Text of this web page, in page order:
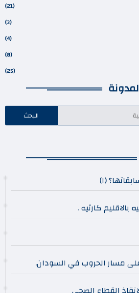
(21)
(3)
(4)
(8)
(25)
(١)
بالاقليم كارثيه .
على مسار الحروب في السودان.